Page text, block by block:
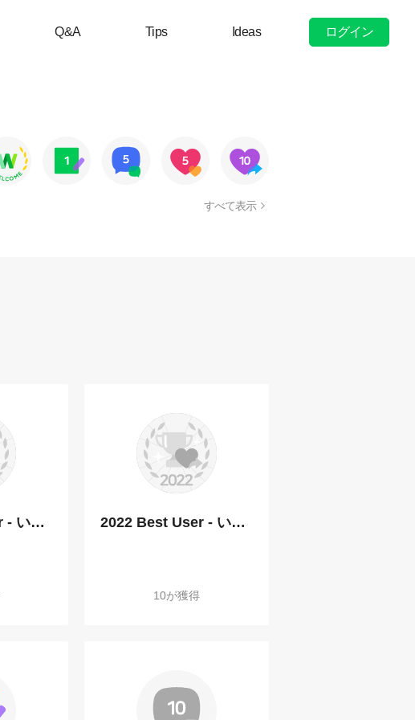
Q&A Tips Ideas ログイン
すべて表示
2022 Best User - いいね受信部門 2022 Best User - いいね送信部門
10が獲得